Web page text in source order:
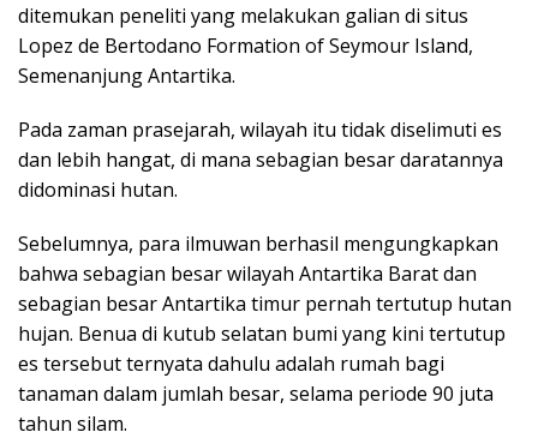
ditemukan peneliti yang melakukan galian di situs
Lopez de Bertodano Formation of Seymour Island,
Semenanjung Antartika.
Pada zaman prasejarah, wilayah itu tidak diselimuti es
dan lebih hangat, di mana sebagian besar daratannya
didominasi hutan.
Sebelumnya, para ilmuwan berhasil mengungkapkan
bahwa sebagian besar wilayah Antartika Barat dan
sebagian besar Antartika timur pernah tertutup hutan
hujan. Benua di kutub selatan bumi yang kini tertutup
es tersebut ternyata dahulu adalah rumah bagi
tanaman dalam jumlah besar, selama periode 90 juta
tahun silam.